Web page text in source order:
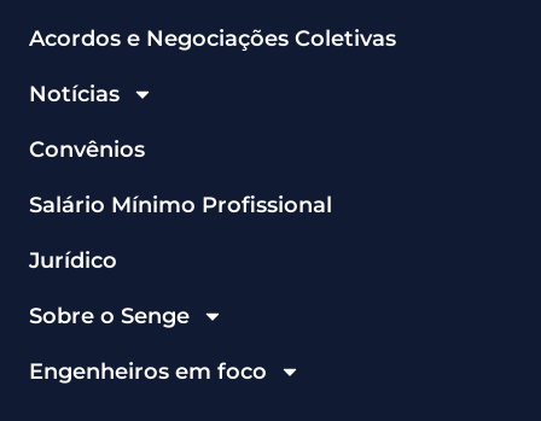
Acordos e Negociações Coletivas
Notícias
Convênios
Salário Mínimo Profissional
Jurídico
Sobre o Senge
Engenheiros em foco